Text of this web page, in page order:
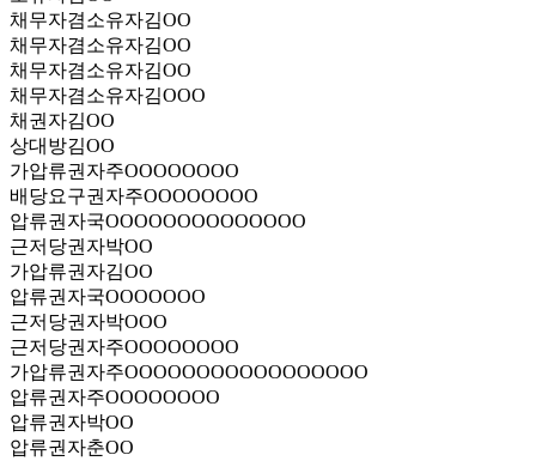
채무자겸소유자김OO
채무자겸소유자김OO
채무자겸소유자김OO
채무자겸소유자김OOO
채권자김OO
상대방김OO
가압류권자주OOOOOOOO
배당요구권자주OOOOOOOO
압류권자국OOOOOOOOOOOOOO
근저당권자박OO
가압류권자김OO
압류권자국OOOOOOO
근저당권자박OOO
근저당권자주OOOOOOOO
가압류권자주OOOOOOOOOOOOOOOOO
압류권자주OOOOOOOO
압류권자박OO
압류권자춘OO